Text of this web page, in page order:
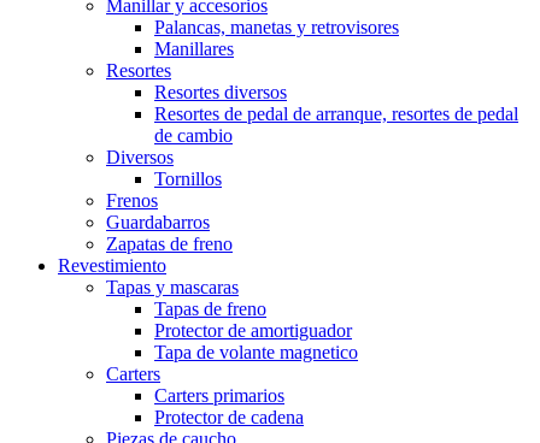
Manillar y accesorios
Palancas, manetas y retrovisores
Manillares
Resortes
Resortes diversos
Resortes de pedal de arranque, resortes de pedal
de cambio
Diversos
Tornillos
Frenos
Guardabarros
Zapatas de freno
Revestimiento
Tapas y mascaras
Tapas de freno
Protector de amortiguador
Tapa de volante magnetico
Carters
Carters primarios
Protector de cadena
Piezas de caucho